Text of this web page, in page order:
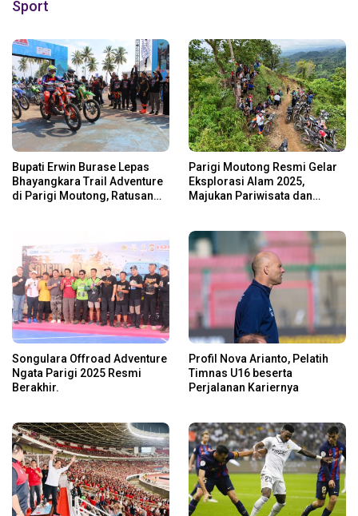
Sport
Bupati Erwin Burase Lepas
Bhayangkara Trail Adventure
di Parigi Moutong, Ratusan
Parigi Moutong Resmi Gelar
Eksplorasi Alam 2025,
Majukan Pariwisata dan
Songulara Offroad Adventure
Ngata Parigi 2025 Resmi
Berakhir.
Profil Nova Arianto, Pelatih
Timnas U16 beserta
Perjalanan Kariernya